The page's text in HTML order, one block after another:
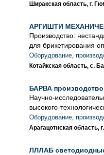
Ширакская область, г.
АРГИШТИ
Производство:
для брикетирования
Оборудование,
Котайкская область, с.
БАРВА
Научно-
высокого-
Оборудование,
Арагацотнская область,
ЛЛЛАБ